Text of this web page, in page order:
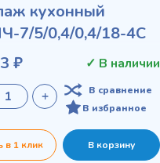
кухонный
7/5/0,4/0,4/18-4С
₽
✓ В наличии
В сравнение
В избранное
в 1 клик В корзину